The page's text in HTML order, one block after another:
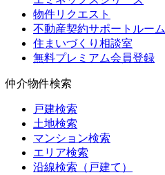
物件リクエスト
不動産契約サポートルーム
住まいづくり相談室
無料プレミアム会員登録
仲介物件検索
戸建検索
土地検索
マンション検索
エリア検索
沿線検索（戸建て）